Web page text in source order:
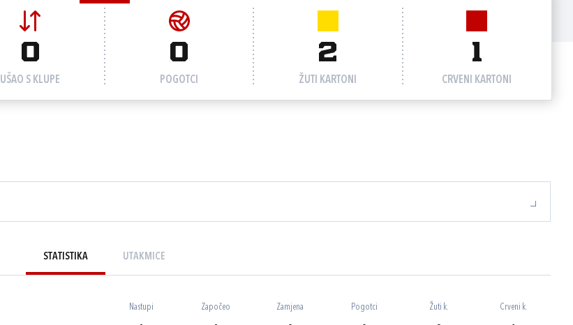
0
UŠAO S KLUPE
0
POGOTCI
2
ŽUTI KARTONI
1
CRVENI KARTONI
STATISTIKA UTAKMICE
Nastupi Započeo Zamjena Pogotci Žuti k. Crveni k.